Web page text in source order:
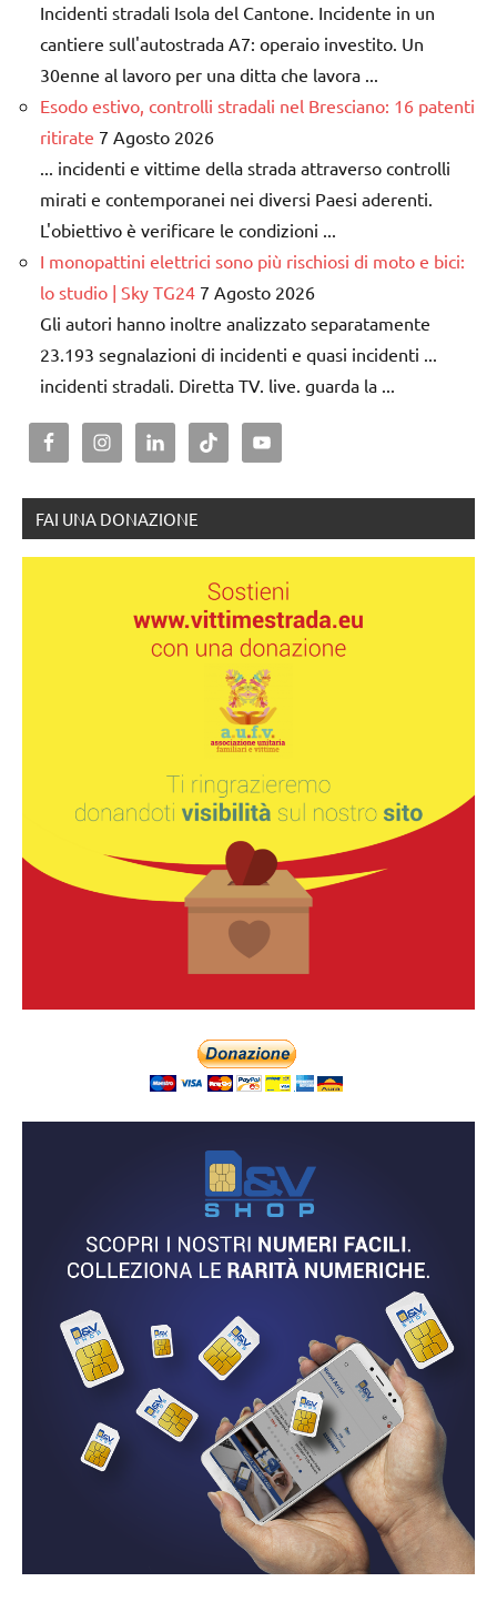
Incidenti stradali Isola del Cantone. Incidente in un
cantiere sull'autostrada A7: operaio investito. Un
30enne al lavoro per una ditta che lavora ...
Esodo estivo, controlli stradali nel Bresciano: 16 patenti
ritirate 7 Agosto 2026
... incidenti e vittime della strada attraverso controlli
mirati e contemporanei nei diversi Paesi aderenti.
L'obiettivo è verificare le condizioni ...
I monopattini elettrici sono più rischiosi di moto e bici:
lo studio | Sky TG24 7 Agosto 2026
Gli autori hanno inoltre analizzato separatamente
23.193 segnalazioni di incidenti e quasi incidenti ...
incidenti stradali. Diretta TV. live. guarda la ...
FAI UNA DONAZIONE